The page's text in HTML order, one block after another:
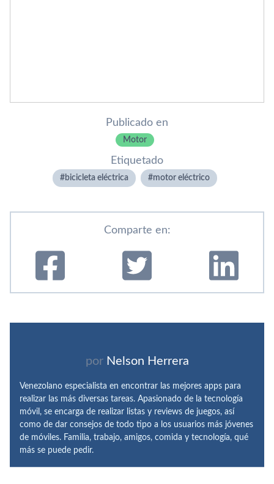
Publicado en
Motor
Etiquetado
bicicleta eléctrica motor eléctrico
Comparte en:
por Nelson Herrera
Venezolano especialista en encontrar las mejores apps para
realizar las más diversas tareas. Apasionado de la tecnología
móvil, se encarga de realizar listas y reviews de juegos, así
como de dar consejos de todo tipo a los usuarios más jóvenes
de móviles. Familia, trabajo, amigos, comida y tecnología, qué
más se puede pedir.